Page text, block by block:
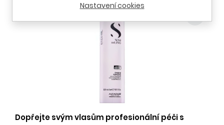
Dopřejte svým vlasům profesionální péči s
Nastavení cookies